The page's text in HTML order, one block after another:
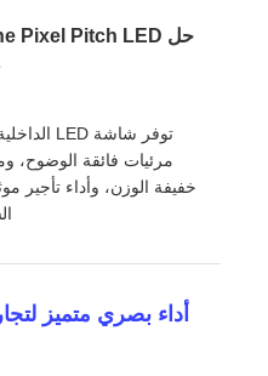
خفيفة الوزن، وأداء تأجير
أداء بصري متميز